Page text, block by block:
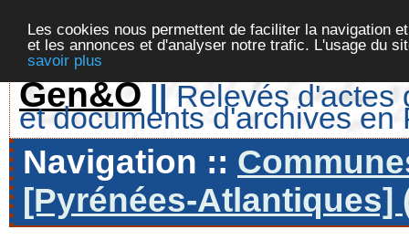
Les cookies nous permettent de faciliter la navigation
et les annonces et d'analyser notre trafic. L'usage du
savoir plus
Gen&O || Relevés d'actes
et documents d'archives en
Navigation ::
[Pyrénées-Atlantiques]